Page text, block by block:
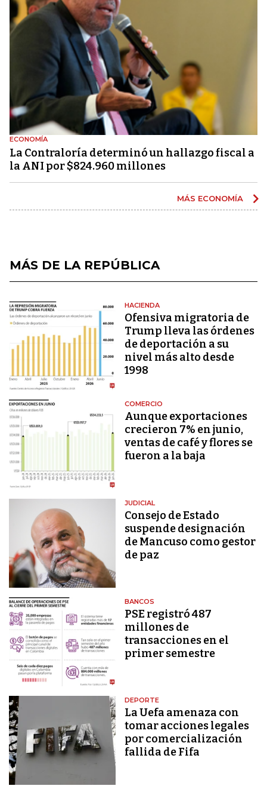
ECONOMÍA
La Contraloría determinó un hallazgo fiscal a
la ANI por $824.960 millones
MÁS ECONOMÍA
MÁS DE LA REPÚBLICA
HACIENDA
Ofensiva migratoria de
Trump lleva las órdenes
de deportación a su
nivel más alto desde
1998
COMERCIO
Aunque exportaciones
crecieron 7% en junio,
ventas de café y flores se
fueron a la baja
JUDICIAL
Consejo de Estado
suspende designación
de Mancuso como gestor
de paz
BANCOS
PSE registró 487
millones de
transacciones en el
primer semestre
DEPORTE
La Uefa amenaza con
tomar acciones legales
por comercialización
fallida de Fifa